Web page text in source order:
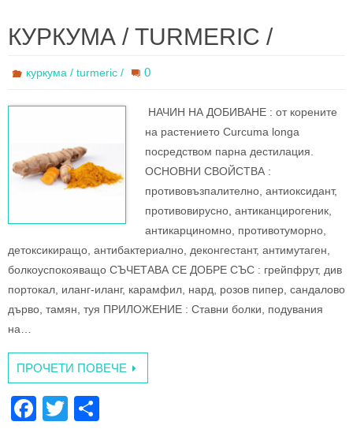
c
e
b
o
k
tt
er
ar
e
КУРКУМА / TURMERIC /
куркума / turmeric / 0
НАЧИН НА ДОБИВАНЕ : oт корените
нa растението Curcuma longa
посредством парна дестилация.
ОСНОВНИ СВОЙСТВА :
противовъзпалително, антиоксидант,
противовирусно, антиканцирогеник,
антикарциномно, противотуморно,
детоксикиращо, антибактериално, деконгестант, антимутаген,
болкоуспокояващо СЪЧЕТАВА СЕ ДОБРЕ СЪС : грейпфрут, див
портокал, иланг-иланг, карамфил, нард, розов пипер, сандалово
дърво, тамян, туя ПРИЛОЖЕНИЕ : Ставни болки, подувания
на…
ПРОЧЕТИ ПОВЕЧЕ
F
T